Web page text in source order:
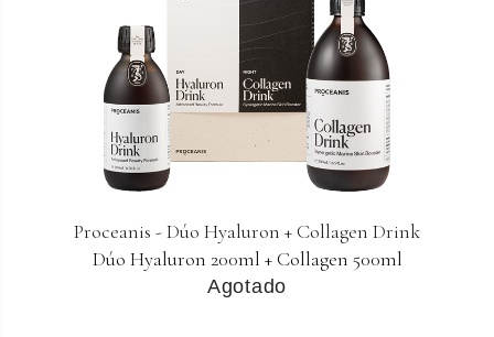
Proceanis - Dúo Hyaluron + Collagen Drink
Dúo Hyaluron 200ml + Collagen 500ml
Agotado